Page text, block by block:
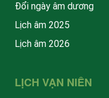
Đổi ngày âm dương
Lịch âm 2025
Lịch âm 2026
LỊCH VẠN NIÊN